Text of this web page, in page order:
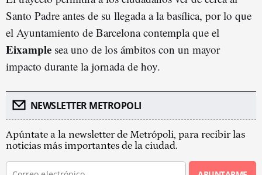
Santo Padre antes de su llegada a la basílica, por lo que
el Ayuntamiento de Barcelona contempla que el
Eixample sea uno de los ámbitos con un mayor
impacto durante la jornada de hoy.
NEWSLETTER METROPOLI
Apúntate a la newsletter de Metrópoli, para recibir las
noticias más importantes de la ciudad.